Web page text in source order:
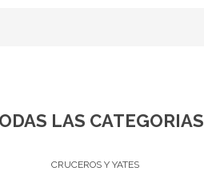
LAS CATEGORIAS
CRUCEROS Y YATES